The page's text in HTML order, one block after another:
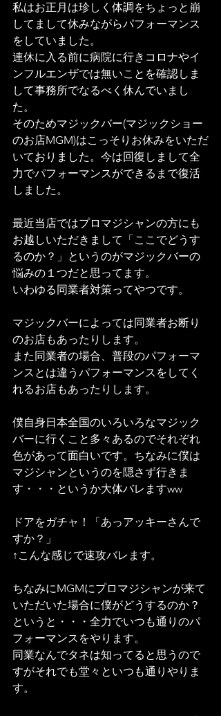
私はお正月は珍しく体調をちょっと崩
してまして休みながらパフォーマンス
をしていました。
連休に入る前に病院に行きコロナやイ
ンフルエンザでは無いことを確認しま
して事務所でなるべく休んでいまし
た。
そのためマジックバー(マジックショー
のお店MGM)はこっそりお休みをいただ
いておりました。今は回復しまして全
力でパフォーマンスができるまで復活
しました。
最近当店ではプロマジシャンの方にも
お越しいただきまして「ここでどうす
るのか？」というのがマジックバーの
悩みの１つだと思ってます。
いわゆる同業者対策ってやつです。
マジックバーによっては同業者お断り
のお店もあったりします。
また同業者の場合、普段のパフォーマ
ンスとは違うパフォーマンスをしてく
れるお店もあったりします。
僕自身日本全国のいろいろなマジック
バーに行くこと多々あるのでそれぞれ
色があって面白いです。ちなみに僕は
マジシャンというのを隠さず行きま
す・・・というか大体バレますww
ドアをガチャ！「あっアッキーさんで
すか？」
↑こんな感じで速攻バレます。
ちなみにMGMにプロマジシャンが来て
いただいた場合に僕がどうするのか？
というと・・・全力でいつも通りのパ
フォーマンスをやります。
同業なんでタネは知ってると思うので
すがそれでも堂々といつも通りやりま
す。